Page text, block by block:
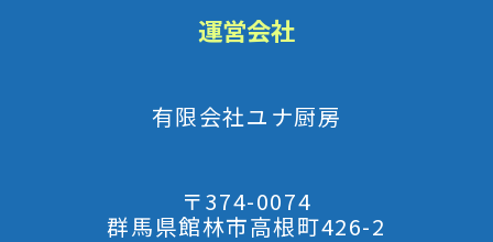
運営会社
有限会社ユナ厨房
〒374-0074
群馬県館林市高根町426-2